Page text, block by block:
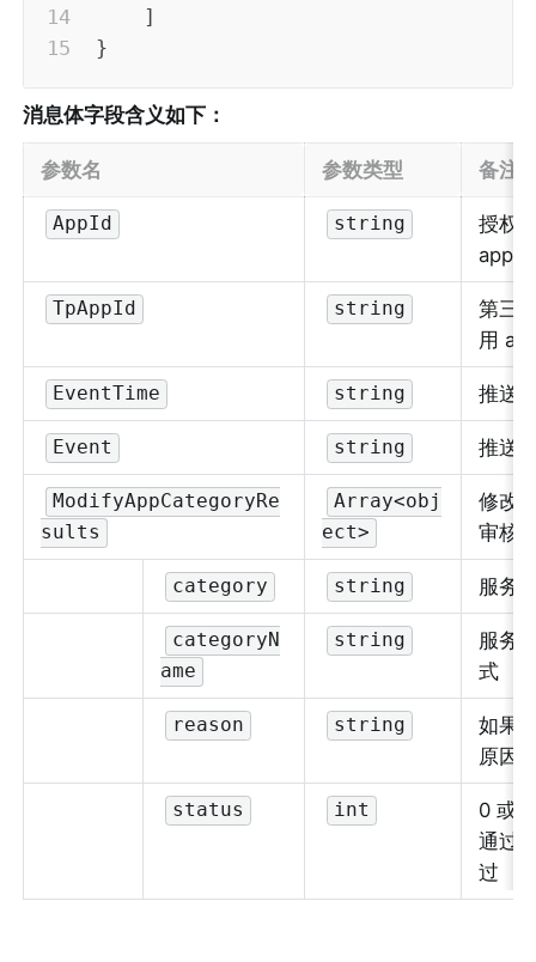
]
}
消息体字段含义如下：
参数名 参数类型 备注
AppId string
授权
appid
TpAppId string
第三
用
EventTime string 推送
Event string 推送
ModifyAppCategoryRe
sults
Array<obj
ect>
修改
审核
category string 服务
categoryN
ame
string
服务
式
reason string
如果
原因
status int
0 或
通过
过